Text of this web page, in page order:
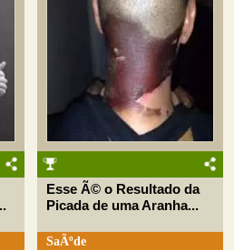
Esse Ã© o Resultado da
Picada de uma Aranha...
SaÃºde